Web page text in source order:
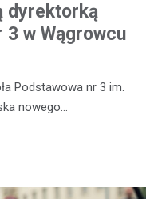
dyrektorką
3 w Wągrowcu
Podstawowa nr 3 im.
nowego…